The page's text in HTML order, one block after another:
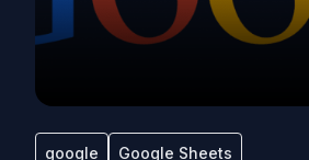
google Google Sheets